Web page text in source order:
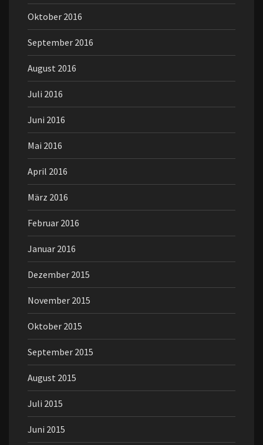
Oktober 2016
September 2016
August 2016
Juli 2016
Juni 2016
Mai 2016
April 2016
März 2016
Februar 2016
Januar 2016
Dezember 2015
November 2015
Oktober 2015
September 2015
August 2015
Juli 2015
Juni 2015